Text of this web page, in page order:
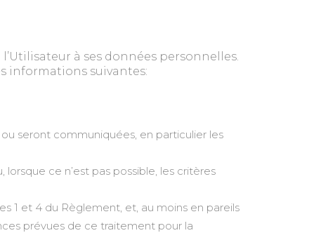
à ses données personnelles.
informations suivantes:
seront communiquées, en particulier les
ce n’est pas possible, les critères
1 et 4 du Règlement, et, au moins en pareils
prévues de ce traitement pour la